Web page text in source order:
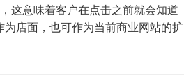
这意味着客户在点击之前就会知道
店面，也可作为当前商业网站的扩